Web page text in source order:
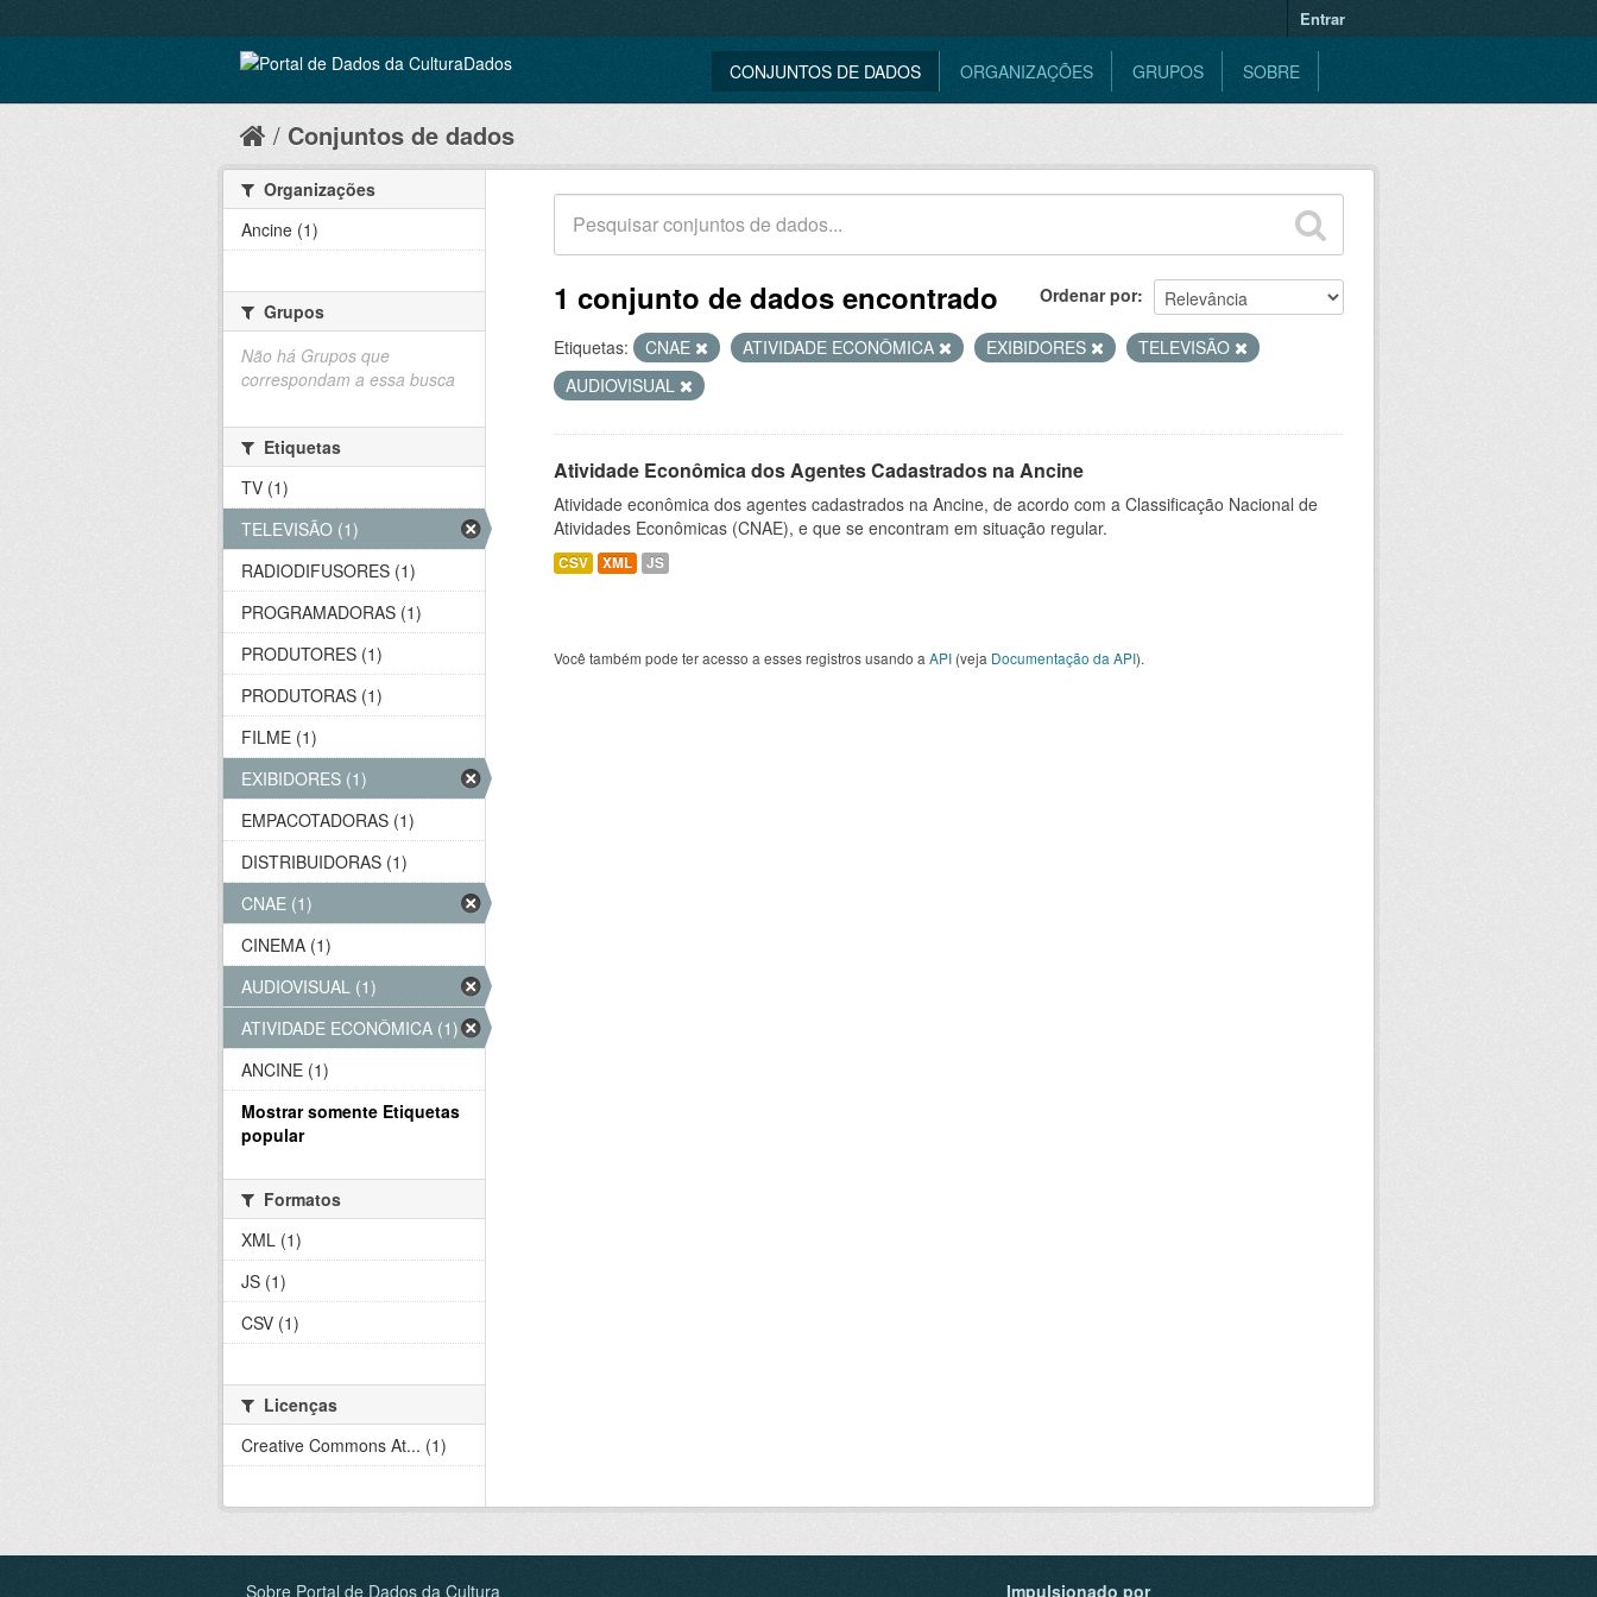
Entrar
CONJUNTOS DE DADOS ORGANIZAÇÕES GRUPOS SOBRE
Conjuntos de dados
Ordenar por
1 conjunto de dados encontrado
Etiquetas: CNAE ATIVIDADE ECONÔMICA EXIBIDORES
TELEVISÃO
AUDIOVISUAL
Atividade Econômica dos Agentes Cadastrados na Ancine
Atividade econômica dos agentes cadastrados na Ancine, de acordo com a Classificação Nacional de
Atividades Econômicas (CNAE), e que se encontram em situação regular.
CSV XML JS
Você também pode ter acesso a esses registros usando a API (veja Documentação da API).
Organizações
Ancine (1)
Grupos
Não há Grupos que
correspondam a essa busca
Etiquetas
TV (1)
TELEVISÃO (1)
RADIODIFUSORES (1)
PROGRAMADORAS (1)
PRODUTORES (1)
PRODUTORAS (1)
FILME (1)
EXIBIDORES (1)
EMPACOTADORAS (1)
DISTRIBUIDORAS (1)
CNAE (1)
CINEMA (1)
AUDIOVISUAL (1)
ATIVIDADE ECONÔMICA (1)
ANCINE (1)
Mostrar somente Etiquetas
popular
Formatos
XML (1)
JS (1)
CSV (1)
Licenças
Creative Commons At... (1)
Sobre Portal de Dados da Cultura Impulsionado por